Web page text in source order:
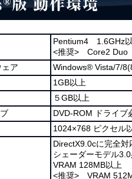
Pentium4 1.6GHz
<推奨> Core2 Duo
ア
Windows® Vista/7/
1GB以上
５GB以上
DVD-ROM ドライブ
1024×768 ピクセル
DirectX9.0cに完全対
シェーダーモデル
VRAM 128MB以上
<推奨> VRAM